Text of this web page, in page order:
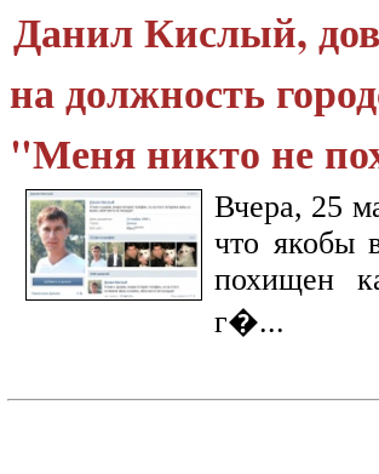
Данил Кислый,
на должность
"Меня никто не
Вчера, 25
что якобы
похищен
г�...